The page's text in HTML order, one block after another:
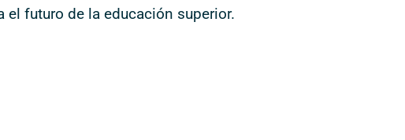
futuro de la educación superior.